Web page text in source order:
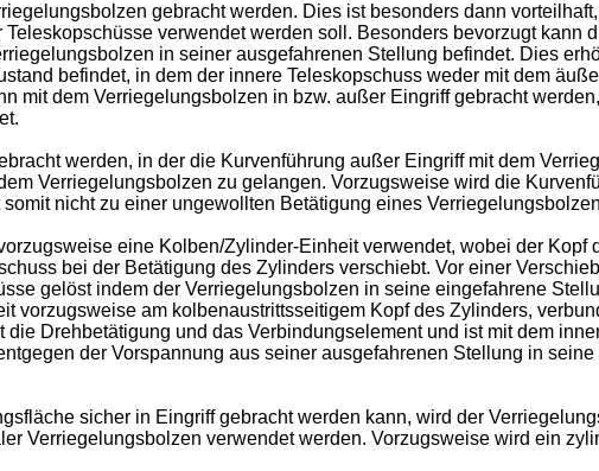
gebracht werden. Dies ist besonders dann
verwendet werden soll. Besonders bevorzugt kann
in seiner ausgefahrenen Stellung befindet. Dies
befindet, in dem der innere Teleskopschuss weder mit dem
mit dem Verriegelungsbolzen in bzw. außer Eingriff gebracht
werden, in der die Kurvenführung außer Eingriff mit dem
Verriegelungsbolzen zu gelangen. Vorzugsweise wird die
nicht zu einer ungewollten Betätigung eines
eine Kolben/Zylinder-Einheit verwendet, wobei der Kopf
bei der Betätigung des Zylinders verschiebt. Vor einer
gelöst indem der Verriegelungsbolzen in seine eingefahrene
am kolbenaustrittsseitigem Kopf des Zylinders,
Drehbetätigung und das Verbindungselement und ist mit dem
der Vorspannung aus seiner ausgefahrenen Stellung in
sicher in Eingriff gebracht werden kann, wird der
Verriegelungsbolzen verwendet werden. Vorzugsweise wird ein